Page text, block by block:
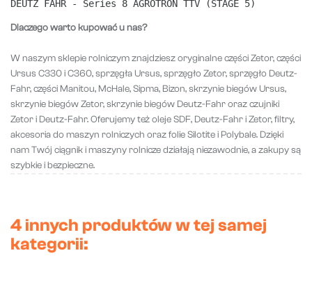
DEUTZ FAHR - Series 8 AGROTRON TTV (STAGE 5)
Dlaczego warto kupować u nas?
W naszym sklepie rolniczym znajdziesz oryginalne części Zetor, części
Ursus C330 i C360, sprzęgła Ursus, sprzęgło Zetor, sprzęgło Deutz-
Fahr, części Manitou, McHale, Sipma, Bizon, skrzynie biegów Ursus,
skrzynie biegów Zetor, skrzynie biegów Deutz-Fahr oraz czujniki
Zetor i Deutz-Fahr. Oferujemy też oleje SDF, Deutz-Fahr i Zetor, filtry,
akcesoria do maszyn rolniczych oraz folie Silotite i Polybale. Dzięki
nam Twój ciągnik i maszyny rolnicze działają niezawodnie, a zakupy są
szybkie i bezpieczne.
4 innych produktów w tej samej
kategorii: